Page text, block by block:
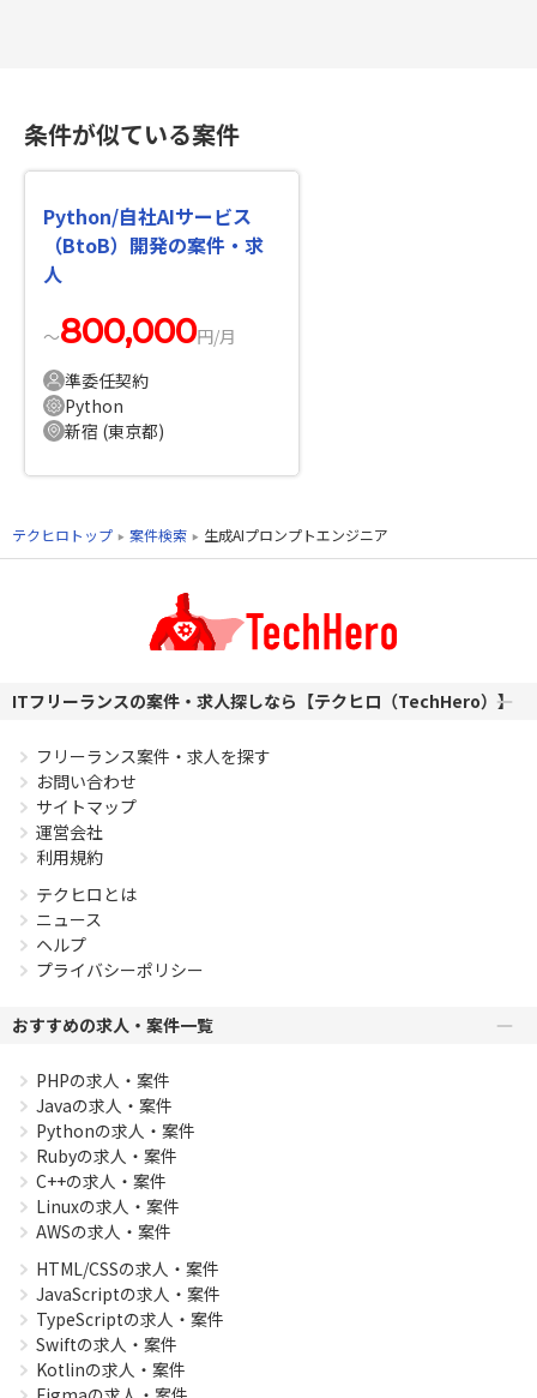
条件が似ている案件
Python/自社AIサービス
（BtoB）開発の案件・求
人
〜800,000円/月
準委任契約
Python
新宿 (東京都)
テクヒロトップ 案件検索 生成AIプロンプトエンジニア
ITフリーランスの案件・求人探しなら【テクヒロ（TechHero）】
フリーランス案件・求人を探す
お問い合わせ
サイトマップ
運営会社
利用規約
テクヒロとは
ニュース
ヘルプ
プライバシーポリシー
おすすめの求人・案件一覧
PHPの求人・案件
Javaの求人・案件
Pythonの求人・案件
Rubyの求人・案件
C++の求人・案件
Linuxの求人・案件
AWSの求人・案件
HTML/CSSの求人・案件
JavaScriptの求人・案件
TypeScriptの求人・案件
Swiftの求人・案件
Kotlinの求人・案件